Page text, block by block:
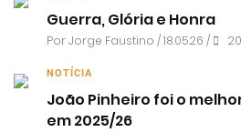
Guerra, Glória e Honra
PorJorge Faustino / 18.05.26 /
NOTÍCIA
João Pinheiro foi o
em 2025/26